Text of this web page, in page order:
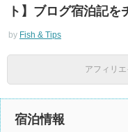
ト】ブログ宿泊記を
by Fish & Tips
アフィリ
宿泊情報